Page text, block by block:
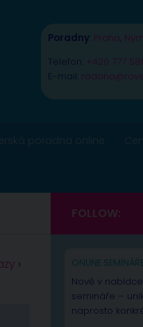
Poradny Praha
Telefon: +420 777
E-mail:
poradna online
›
FOLLOW:
ONLINE
Nově v
semináře –
naprosto